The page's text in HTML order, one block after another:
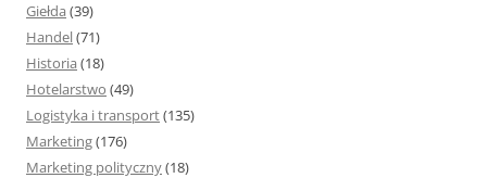
Giełda (39)
Handel(71)
Historia (18)
Hotelarstwo (49)
Logistyka i transport(135)
Marketing(176)
Marketing polityczny(18)